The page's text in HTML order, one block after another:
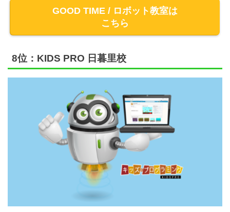
GOOD TIME / ロボット教室は
こちら
8位：KIDS PRO 日暮里校